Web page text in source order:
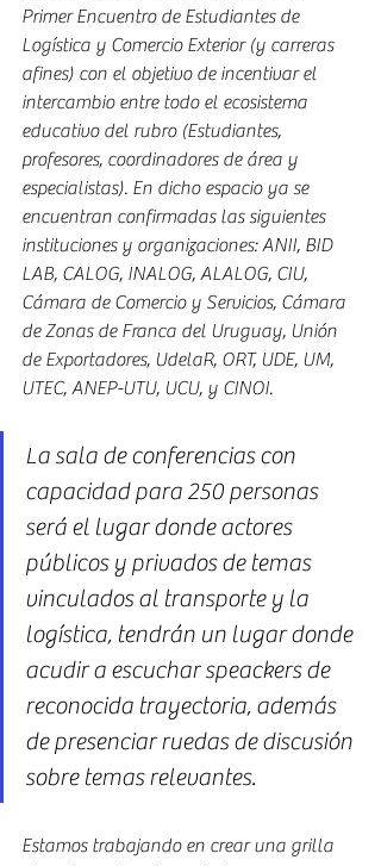
Primer Encuentro de Estudiantes de
Logística y Comercio Exterior (y carreras
afines) con el objetivo de incentivar el
intercambio entre todo el ecosistema
educativo del rubro (Estudiantes,
profesores, coordinadores de área y
especialistas). En dicho espacio ya se
encuentran confirmadas las siguientes
instituciones y organizaciones: ANII, BID
LAB, CALOG, INALOG, ALALOG, CIU,
Cámara de Comercio y Servicios, Cámara
de Zonas de Franca del Uruguay, Unión
de Exportadores, UdelaR, ORT, UDE, UM,
UTEC, ANEP-UTU, UCU, y CINOI.
La sala de conferencias con
capacidad para 250 personas
será el lugar donde actores
públicos y privados de temas
vinculados al transporte y la
logística, tendrán un lugar donde
acudir a escuchar speackers de
reconocida trayectoria, además
de presenciar ruedas de discusión
sobre temas relevantes.
Estamos trabajando en crear una grilla